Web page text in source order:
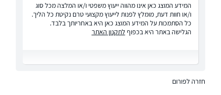
המידע המוצג כאן אינו מהווה ייעוץ משפטי ו/או המלצה מכל סוג
ו/או חוות דעת, מומלץ לפנות לייעוץ מקצועי טרם נקיטת כל הליך.
כל הסתמכות על המידע המוצג כאן היא באחריותך בלבד.
הגלישה באתר היא בכפוף לתקנון האתר
חזרה לפורום